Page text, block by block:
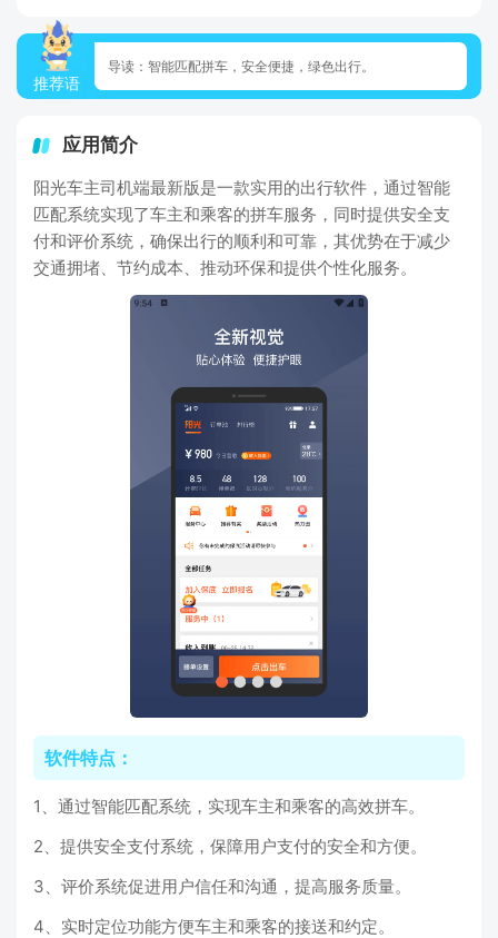
推荐语
导读：智能匹配拼车，安全便捷，绿色出行。
应用简介
阳光车主司机端最新版是一款实用的出行软件，通过智能
匹配系统实现了车主和乘客的拼车服务，同时提供安全支
付和评价系统，确保出行的顺利和可靠，其优势在于减少
交通拥堵、节约成本、推动环保和提供个性化服务。
软件特点：
1、通过智能匹配系统，实现车主和乘客的高效拼车。
2、提供安全支付系统，保障用户支付的安全和方便。
3、评价系统促进用户信任和沟通，提高服务质量。
4、实时定位功能方便车主和乘客的接送和约定。